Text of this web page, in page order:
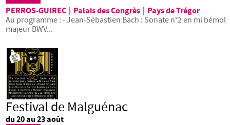
PERROS-GUIREC Palais des Congrès
Pays de Trégor
Au programme : - Jean-Sébastien Bach : Sonate n°2 en mi bémol
majeur BWV...
Festival de Malguénac
du 20 au 23 août